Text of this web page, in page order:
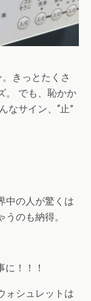
きっとたくさ
。 でも、恥かか
なサイン、“止”
中の人が驚くは
のも納得。
に！！！
ォシュレットは